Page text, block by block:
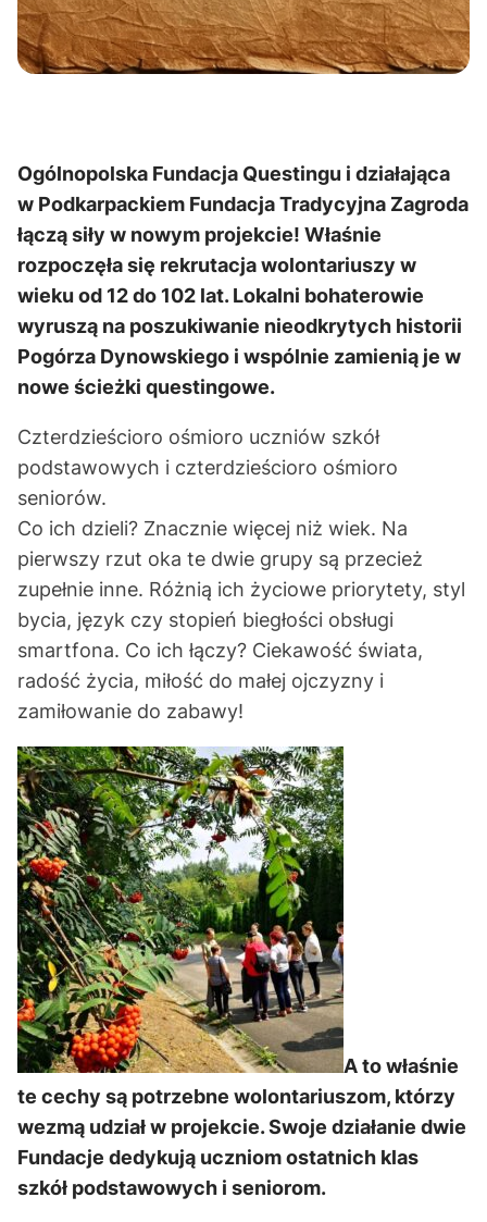
Ogólnopolska Fundacja Questingu i działająca
w Podkarpackiem Fundacja Tradycyjna Zagroda
łączą siły w nowym projekcie! Właśnie
rozpoczęła się rekrutacja wolontariuszy w
wieku od 12 do 102 lat. Lokalni bohaterowie
wyruszą na poszukiwanie nieodkrytych historii
Pogórza Dynowskiego i wspólnie zamienią je w
nowe ścieżki questingowe.
Czterdzieścioro ośmioro uczniów szkół
podstawowych i czterdzieścioro ośmioro
seniorów.
Co ich dzieli? Znacznie więcej niż wiek. Na
pierwszy rzut oka te dwie grupy są przecież
zupełnie inne. Różnią ich życiowe priorytety, styl
bycia, język czy stopień biegłości obsługi
smartfona. Co ich łączy? Ciekawość świata,
radość życia, miłość do małej ojczyzny i
zamiłowanie do zabawy!
A to właśnie
te cechy są potrzebne wolontariuszom, którzy
wezmą udział w projekcie. Swoje działanie dwie
Fundacje dedykują uczniom ostatnich klas
szkół podstawowych i seniorom.